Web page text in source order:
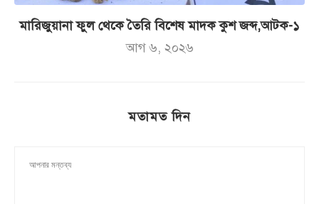
মারিজুয়ানা ফুল থেকে তৈরি বিশেষ মাদক কুশ জব্দ,আটক-১
আগ ৬, ২০২৬
মতামত দিন